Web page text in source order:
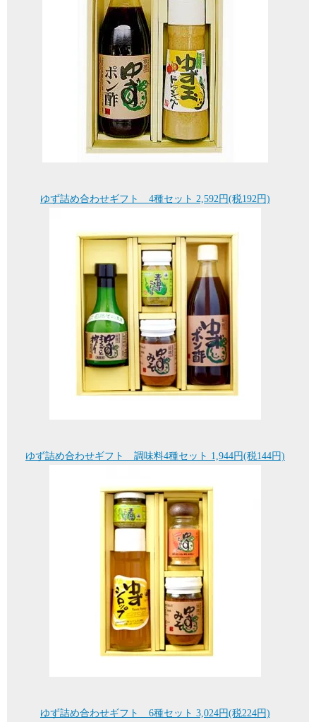
ゆず詰め合わせギフト 4種セット 2,592円(税192円)
ゆず詰め合わせギフト 調味料4種セット 1,944円(税144円)
ゆず詰め合わせギフト 6種セット 3,024円(税224円)